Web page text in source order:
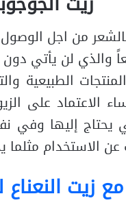
بالشعر من اجل
والذي لن يأتي دون
الطبيعية
الاعتماد على
يحتاج إليها وفي
عن الاستخدام
زيت